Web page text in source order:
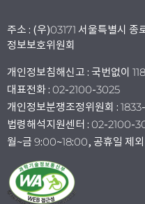
주소 : (우)03171 서울특별시
정보보호위원회
개인정보침해신고 : 국번없이 118
대표전화 : 02-2100-3025
개인정보분쟁조정위원회 :
법령해석지원센터 : 02-2100-
월~금 9:00~18:00, 공휴일 제외